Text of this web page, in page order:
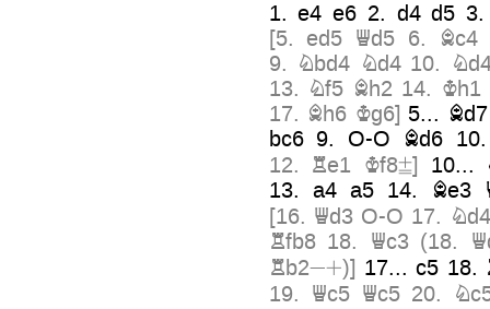
1.e4 e6 2. d4 d5
[5. ed5 Qd5 6.
Bc4
9. Nbd4 Nd4 10.
13. Nf5 Bh2 14. Kh1
17. Bh6 Kg6] 5... Bd7
bc6 9. O-O Bd6
12. Re1 Kf8¢] 10...
13. a4 a5 14. Be3
[16. Qd3 O-O 17. Nd4
Rfb8 18. Qc3 (18.
Rb2»+)] 17...c5 18.
19. Qc5 Qc5 20.